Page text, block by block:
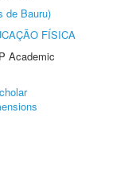
de Bauru)
FÍSICA
Academic